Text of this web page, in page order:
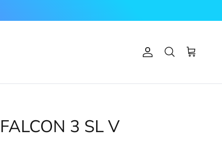
Account
Cerca Carrello
3 SL V